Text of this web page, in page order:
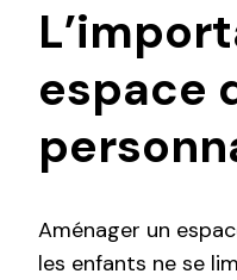
espace
Aménager un
les enfants ne se